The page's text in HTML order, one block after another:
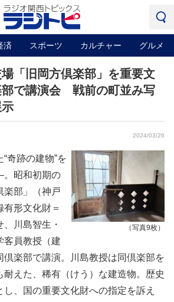
済 スポーツ カルチャー グルメ
「旧岡方倶楽部」を重要文
で講演会 戦前の町並み写
2024/03/26
（写真9枚）
奇跡の建物”を
。昭和初期の
楽部」（神戸
形文化財＝
川島智生・
客員教授（建
倶楽部で講演。川島教授は同倶楽部を
耐えた、稀有（けう）な建造物。歴史
、国の重要文化財への指定を訴え